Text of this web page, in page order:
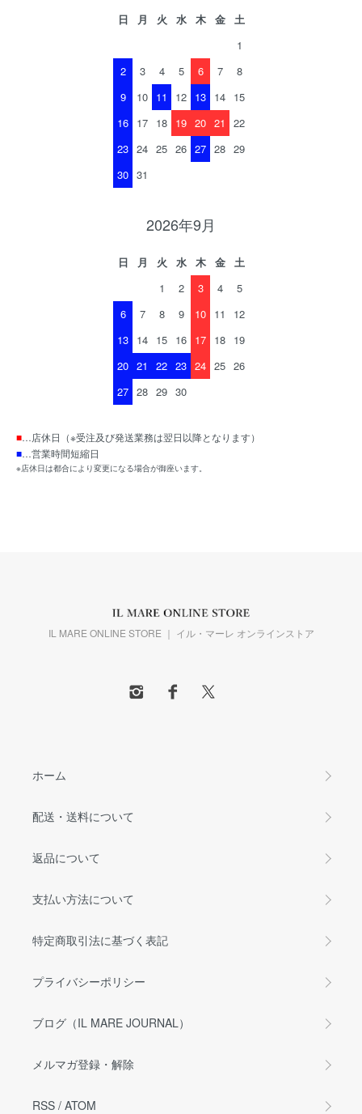
日 月 火 水 木 金
土
1
2
3 4 5 6 7
8
9
10 11 12 13 14 15
16 17 18 19 20 21
22
23 24 25 26 27 28 29
30 31
2026年9月
日 月 火 水 木 金
土
1
2 3 4
5
6
7 8 9 10 11
12
13 14 15 16 17 18 19
20 21 22 23 24 25 26
27 28 29 30
■…店休日（※受注及び発送業務は翌日以降となります）
■…営業時間短縮日
※店休日は都合により変更になる場合が御座います。
IL MARE ONLINE STORE ｜ イル・マーレ オンラインストア
ホーム
配送・送料について
返品について
支払い方法について
特定商取引法に基づく表記
プライバシーポリシー
ブログ（IL MARE JOURNAL）
メルマガ登録・解除
RSS / ATOM